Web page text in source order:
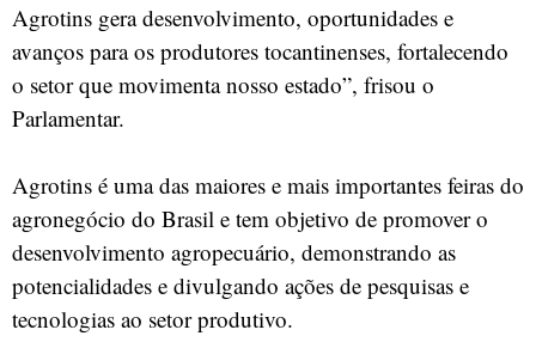
Agrotins gera desenvolvimento, oportunidades e
avanços para os produtores tocantinenses, fortalecendo
o setor que movimenta nosso estado”, frisou o
Parlamentar.
Agrotins é uma das maiores e mais importantes feiras do
agronegócio do Brasil e tem objetivo de promover o
desenvolvimento agropecuário, demonstrando as
potencialidades e divulgando ações de pesquisas e
tecnologias ao setor produtivo.